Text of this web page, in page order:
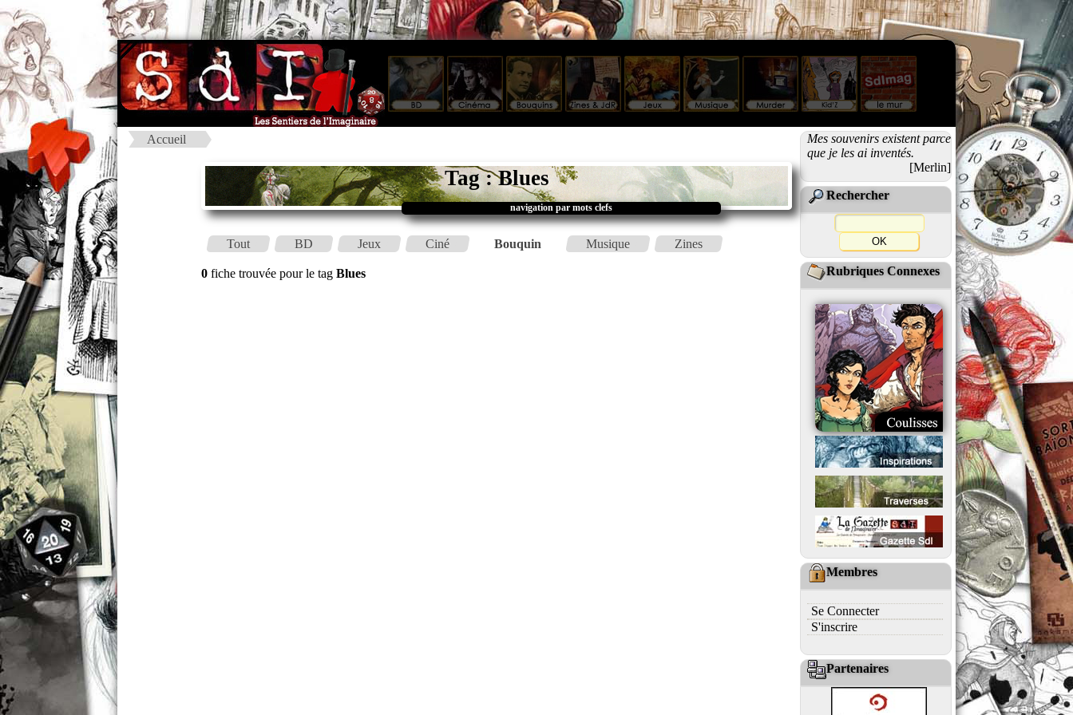
Accueil
Tag : Blues
navigation par mots clefs
Tout BD Jeux Ciné Bouquin Musique Zines
0 fiche trouvée pour le tag Blues
Mes souvenirs existent parce
que je les ai inventés.
[Merlin]
Rechercher
Rubriques Connexes
Membres
Se Connecter
S'inscrire
Partenaires